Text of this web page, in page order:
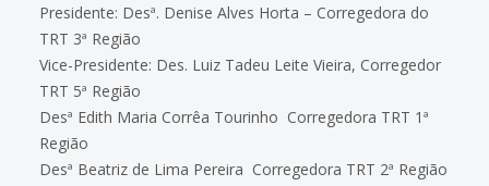
Presidente: Desª. Denise Alves Horta – Corregedora do
TRT 3ª Região
Vice-Presidente: Des. Luiz Tadeu Leite Vieira, Corregedor
TRT 5ª Região
Desª Edith Maria Corrêa Tourinho  Corregedora TRT 1ª
Região
Desª Beatriz de Lima Pereira  Corregedora TRT 2ª Região